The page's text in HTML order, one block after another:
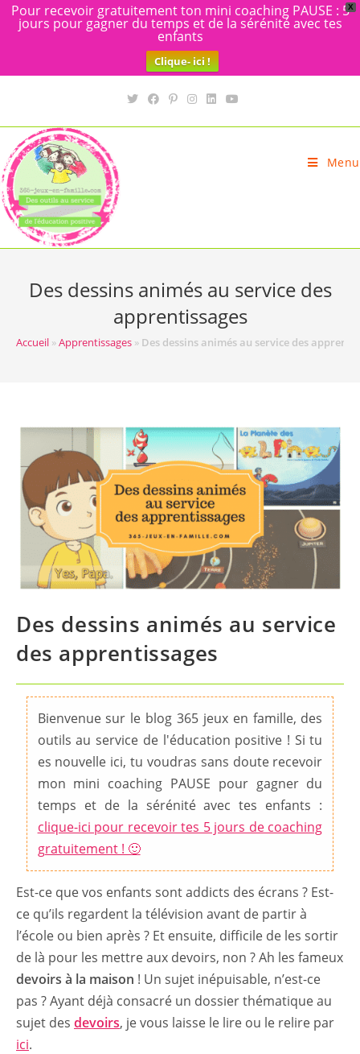
X
Pour recevoir gratuitement ton mini coaching PAUSE : 5
jours pour gagner du temps et de la sérénité avec tes
enfants
Clique- ici !
Menu
Des dessins animés au service des
apprentissages
Accueil »Apprentissages » Des dessins animés au service des
Des dessins animés au service
des apprentissages
Bienvenue sur le blog 365 jeux en famille, des
outils au service de l'éducation positive ! Si tu
es nouvelle ici, tu voudras sans doute recevoir
mon mini coaching PAUSE pour gagner du
temps et de la sérénité avec tes enfants :
clique-ici pour recevoir tes 5 jours de coaching
gratuitement ! 🙂
Est-ce que vos enfants sont addicts des écrans ? Est-
ce qu’ils regardent la télévision avant de partir à
l’école ou bien après ? Et ensuite, difficile de les sortir
de là pour les mettre aux devoirs, non ? Ah les fameux
devoirs à la maison ! Un sujet inépuisable, n’est-ce
pas ? Ayant déjà consacré un dossier thématique au
sujet des devoirs, je vous laisse le lire ou le relire par
ici.